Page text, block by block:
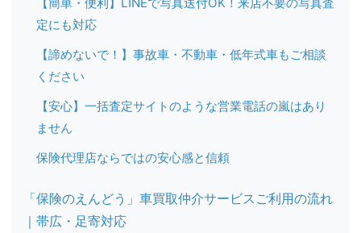
定にも対応
【諦めないで！】事故車・不動車・低年式車もご相談
ください
【安心】一括査定サイトのような営業電話の嵐はあり
ません
保険代理店ならではの安心感と信頼
「保険のえんどう」車買取仲介サービスご利用の流れ
｜帯広・足寄対応